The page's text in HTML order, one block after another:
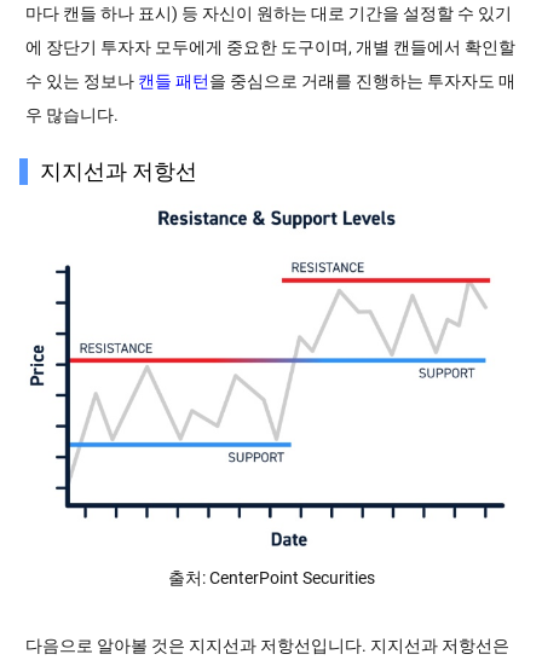
마다 캔들 하나 표시) 등 자신이 원하는 대로 기간을 설정할 수 있기
에 장단기 투자자 모두에게 중요한 도구이며, 개별 캔들에서 확인할
수 있는 정보나 캔들 패턴을 중심으로 거래를 진행하는 투자자도 매
우 많습니다.
지지선과 저항선
출처: CenterPoint Securities
다음으로 알아볼 것은 지지선과 저항선입니다. 지지선과 저항선은